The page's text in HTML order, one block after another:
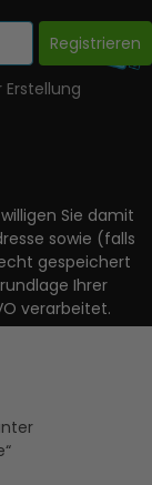
Registrieren
Sie damit
sowie (falls
gespeichert
Ihrer
verarbeitet.